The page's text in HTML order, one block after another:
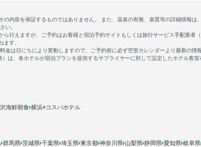
海鮮朝食 横浜×コスパホテル
群馬県 茨城県 千葉県 埼玉県 東京都 神奈川県 山梨県 静岡県 愛知県 岐阜県